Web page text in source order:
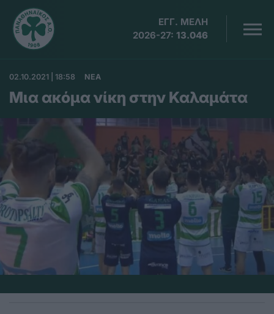
ΕΓΓ. ΜΕΛΗ
2026-27: 13.046
02.10.2021 | 18:58 ΝΕΑ
Μια ακόμα νίκη στην Καλαμάτα